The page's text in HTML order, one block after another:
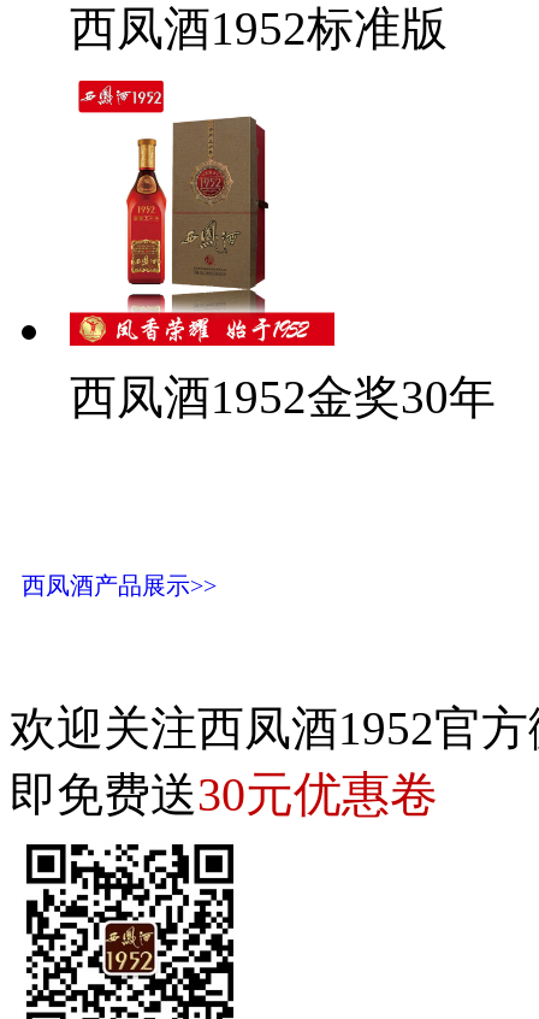
西凤酒1952标准版
西凤酒1952金奖30年
西凤酒产品展示>>
欢迎关注西凤酒1952官
即免费送30元优惠卷